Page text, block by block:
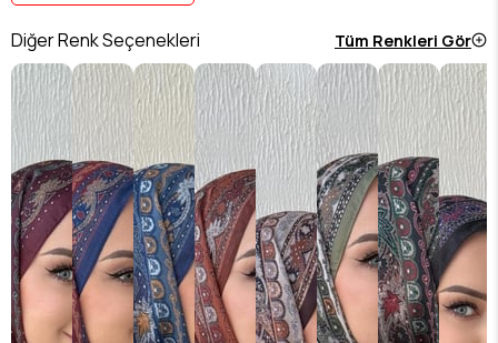
Diğer Renk Seçenekleri Tüm Renkleri Gör